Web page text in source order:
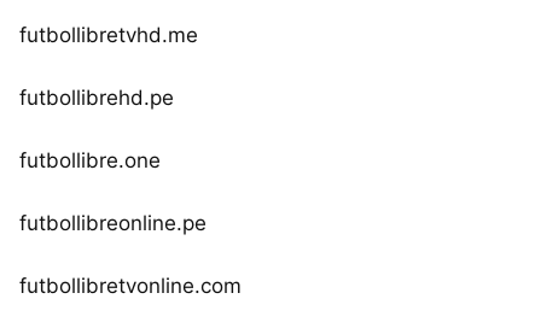
futbollibretvhd.me
futbollibrehd.pe
futbollibre.one
futbollibreonline.pe
futbollibretvonline.com